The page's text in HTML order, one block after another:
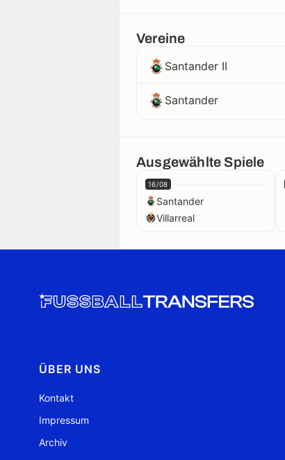
Vereine
Santander II
Santander
Ausgewählte Spiele
16/08
Santander
Villarreal
ÜBER UNS
Kontakt
Impressum
Archiv